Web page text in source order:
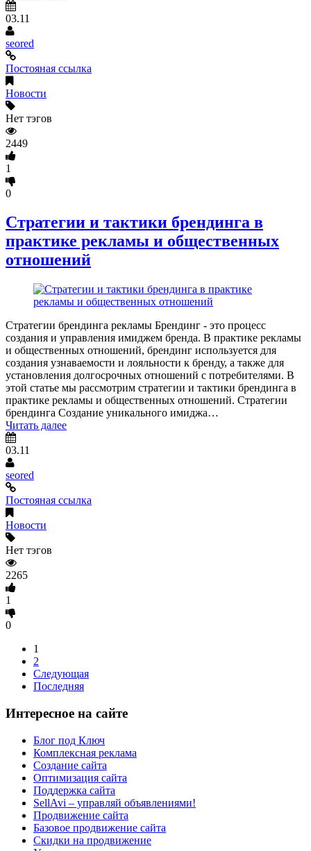
03.11
seored
Постояная ссылка
Новости
Нет тэгов
2449
1
0
Стратегии и тактики брендинга в
практике рекламы и общественных
отношений
Стратегии брендинга рекламы Брендинг - это процесс
создания и управления имиджем бренда. В практике рекламы
и общественных отношений, брендинг используется для
создания узнаваемости и лояльности к бренду, а также для
установления долгосрочных отношений с потребителями. В
этой статье мы рассмотрим стратегии и тактики брендинга в
практике рекламы и общественных отношений. Стратегии
брендинга Создание уникального имиджа…
Читать далее
03.11
seored
Постояная ссылка
Новости
Нет тэгов
2265
1
0
1
2
Следующая
Последняя
Интересное на сайте
Блог под Ключ
Комплексная реклама
Создание сайта
Оптимизация сайта
Поддержка сайта
SellAvi – управляй объявлениями!
Продвижение сайта
Базовое продвижение сайта
Скидки на продвижение